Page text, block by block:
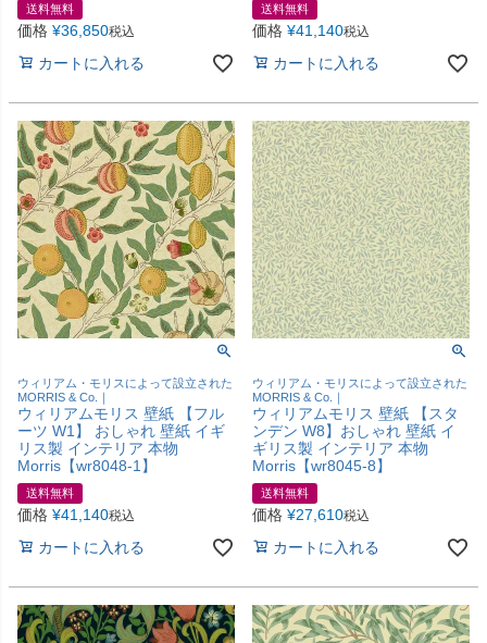
送料無料
価格 ¥36,850税込
カートに入れる
送料無料
価格 ¥41,140税込
カートに入れる
ウィリアム・モリスによって設立された
MORRIS & Co.｜
ウィリアムモリス 壁紙 【フル
ーツ W1】 おしゃれ 壁紙 イギ
リス製 インテリア 本物
Morris【wr8048-1】
送料無料
価格 ¥41,140税込
カートに入れる
ウィリアム・モリスによって設立された
MORRIS & Co.｜
ウィリアムモリス 壁紙 【スタ
ンデン W8】おしゃれ 壁紙 イ
ギリス製 インテリア 本物
Morris【wr8045-8】
送料無料
価格 ¥27,610税込
カートに入れる